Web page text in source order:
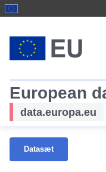
European
data.europa.eu
Datasæt